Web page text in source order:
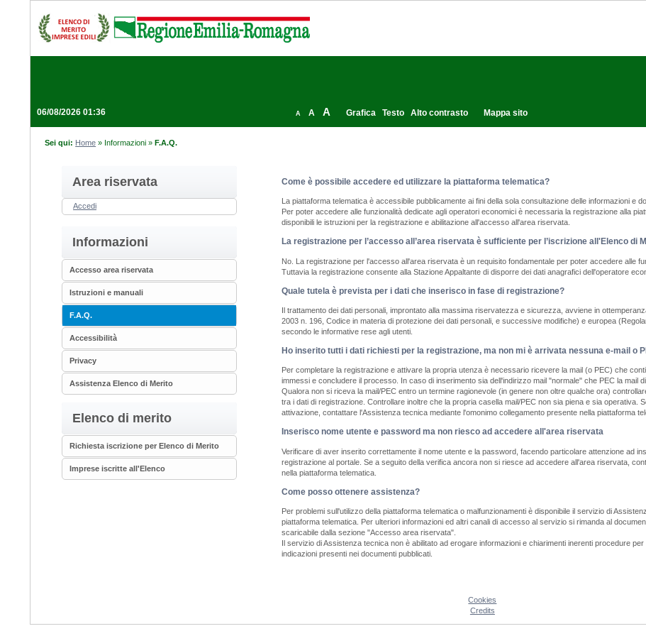
06/08/2026 01:36 A A A Grafica Testo Alto contrasto Mappa sito
Sei qui: Home » Informazioni »F.A.Q.
Area riservata
Accedi
Informazioni
Accesso area riservata
Istruzioni e manuali
F.A.Q.
Accessibilità
Privacy
Assistenza Elenco di Merito
Elenco di merito
Richiesta iscrizione per Elenco di Merito
Imprese iscritte all'Elenco
Come è possibile accedere ed utilizzare la piattaforma telematica?
La piattaforma telematica è accessibile pubblicamente ai fini della sola consultazione delle informazioni e
Per poter accedere alle funzionalità dedicate agli operatori economici è necessaria la registrazione alla
disponibili le istruzioni per la registrazione e abilitazione all'accesso all'area riservata.
La registrazione per l’accesso all’area riservata è sufficiente per l’iscrizione all'Elenco di
No. La registrazione per l'accesso all'area riservata è un requisito fondamentale per poter accedere alle
Tuttavia la registrazione consente alla Stazione Appaltante di disporre dei dati anagrafici dell'operatore
Quale tutela è prevista per i dati che inserisco in fase di registrazione?
Il trattamento dei dati personali, improntato alla massima riservatezza e sicurezza, avviene in
2003 n. 196, Codice in materia di protezione dei dati personali, e successive modifiche) e europea
secondo le informative rese agli utenti.
Ho inserito tutti i dati richiesti per la registrazione, ma non mi è arrivata nessuna e-mail o
Per completare la registrazione e attivare la propria utenza è necessario ricevere la mail (o PEC) che
immessi e concludere il processo. In caso di inserimento sia dell'indirizzo mail "normale" che PEC la mail
Qualora non si riceva la mail/PEC entro un termine ragionevole (in genere non oltre qualche ora)
tra i dati di registrazione. Controllare inoltre che la propria casella mail/PEC non sia piena e sia
attivazione, contattare l'Assistenza tecnica mediante l'omonimo collegamento presente nella piattaforma
Inserisco nome utente e password ma non riesco ad accedere all'area riservata
Verificare di aver inserito correttamente il nome utente e la password, facendo particolare attenzione ad
registrazione al portale. Se a seguito della verifica ancora non si riesce ad accedere all'area riservata,
nella piattaforma telematica.
Come posso ottenere assistenza?
Per problemi sull'utilizzo della piattaforma telematica o malfunzionamenti è disponibile il servizio di
piattaforma telematica. Per ulteriori informazioni ed altri canali di accesso al servizio si rimanda al
scaricabile dalla sezione "Accesso area riservata".
Il servizio di Assistenza tecnica non è abilitato ad erogare informazioni e chiarimenti inerenti procedure
indicazioni presenti nei documenti pubblicati.
Cookies
Credits